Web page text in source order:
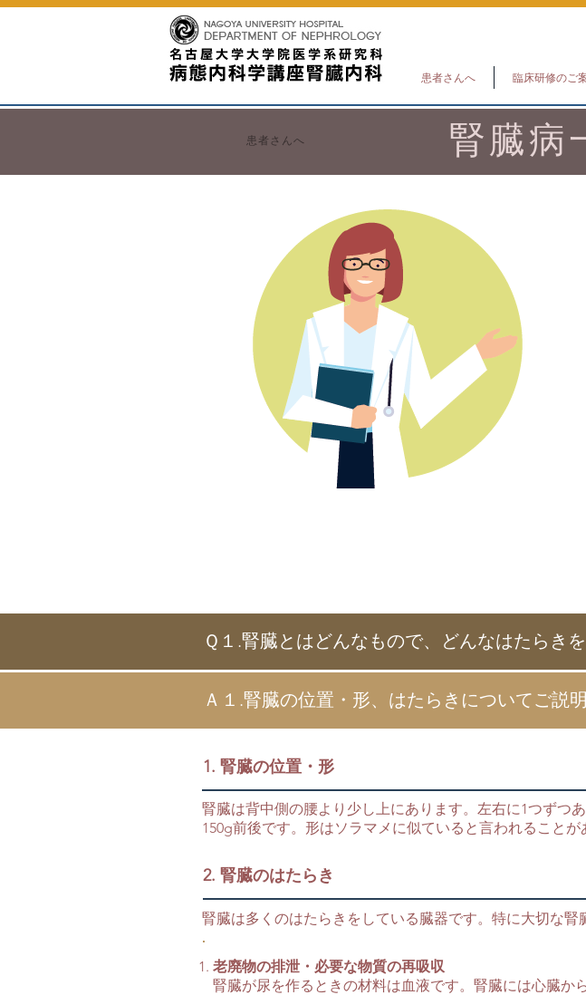
患者さんへ 臨床研修のご
患者さんへ 腎臓病
Ｑ１.腎臓とはどんなもので、どんなはたらき
Ａ１.腎臓の位置・形、はたらきについてご説
1. 腎臓の位置・形
腎臓は背中側の腰より少し上にあります。左右に1つずつ
150g前後です。形はソラマメに似ていると言われることが
2. 腎臓のはたらき
腎臓は多くのはたらきをしている臓器です。特に大切な腎
老廃物の排泄・必要な物質の再吸収
腎臓が尿を作るときの材料は血液です。腎臓には心臓